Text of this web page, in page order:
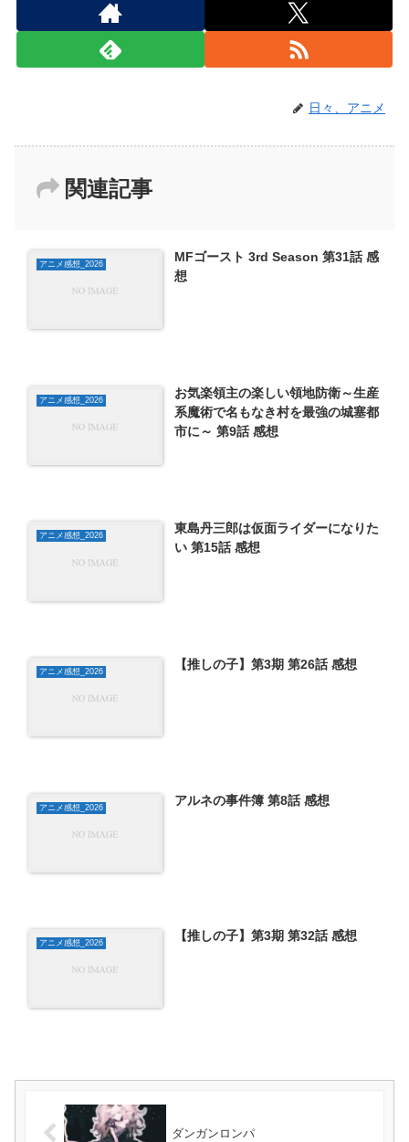
日々、アニメ
関連記事
アニメ感想_2026
MFゴースト 3rd Season 第31話 感
想
アニメ感想_2026
お気楽領主の楽しい領地防衛～生産
系魔術で名もなき村を最強の城塞都
市に～ 第9話 感想
アニメ感想_2026
東島丹三郎は仮面ライダーになりた
い 第15話 感想
アニメ感想_2026 【推しの子】第3期 第26話 感想
アニメ感想_2026 アルネの事件簿 第8話 感想
アニメ感想_2026 【推しの子】第3期 第32話 感想
ダンガンロンパ